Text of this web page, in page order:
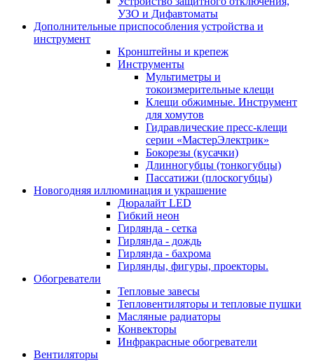
УЗО и Дифавтоматы
Дополнительные приспособления устройства и
инструмент
Кронштейны и крепеж
Инструменты
Мультиметры и
токоизмерительные клещи
Клещи обжимные. Инструмент
для хомутов
Гидравлические пресс-клещи
серии «МастерЭлектрик»
Бокорезы (кусачки)
Длинногубцы (тонкогубцы)
Пассатижи (плоскогубцы)
Новогодняя иллюминация и украшение
Дюралайт LED
Гибкий неон
Гирлянда - сетка
Гирлянда - дождь
Гирлянда - бахрома
Гирлянды, фигуры, проекторы.
Обогреватели
Тепловые завесы
Тепловентиляторы и тепловые пушки
Масляные радиаторы
Конвекторы
Инфракрасные обогреватели
Вентиляторы